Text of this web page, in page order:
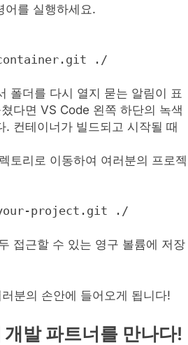
어를 실행하세요.
./
폴더를 다시 열지 묻는 알림이 표
다면 VS Code 왼쪽 하단의 녹색
컨테이너가 빌드되고 시작될 때
토리로 이동하여 여러분의 프로젝
your-project.git ./
접근할 수 있는 영구 볼륨에 저장
분의 손안에 들어오게 됩니다!
발 파트너를 만나다!